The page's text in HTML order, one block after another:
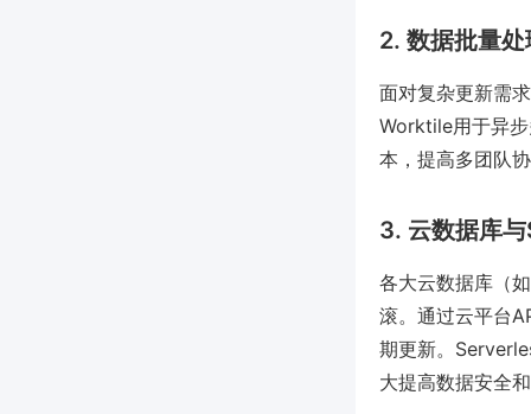
2. 数据批量
面对复杂更新需
Worktile用于异
本，提高多团队
3. 云数据库
各大云数据库（
滚。通过云平台
期更新。
大提高数据安全